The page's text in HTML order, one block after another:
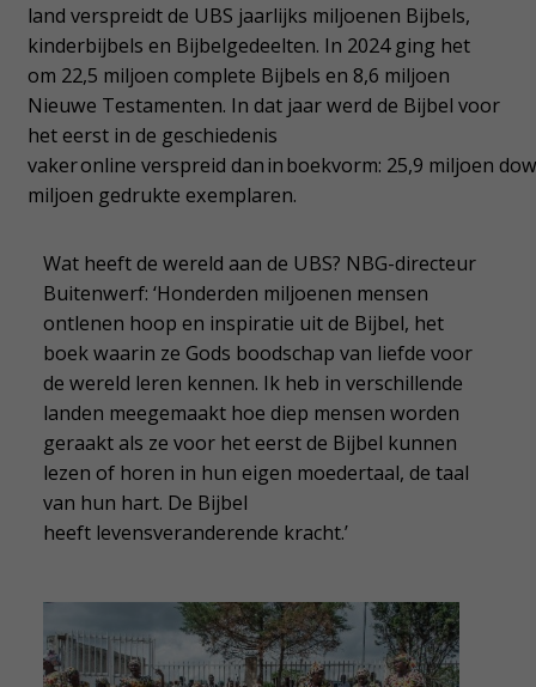
land verspreidt de UBS jaarlijks miljoenen Bijbels,
kinderbijbels en Bijbelgedeelten. In 2024 ging het
om 22,5 miljoen complete Bijbels en 8,6 miljoen
Nieuwe Testamenten. In dat jaar werd de Bijbel voor
het eerst in de geschiedenis
vaker online verspreid dan in boekvorm: 25,9 miljoen
miljoen gedrukte exemplaren.
Wat heeft de wereld aan de UBS? NBG-directeur
Buitenwerf: ‘Honderden miljoenen mensen
ontlenen hoop en inspiratie uit de Bijbel, het
boek waarin ze Gods boodschap van liefde voor
de wereld leren kennen. Ik heb in verschillende
landen meegemaakt hoe diep mensen worden
geraakt als ze voor het eerst de Bijbel kunnen
lezen of horen in hun eigen moedertaal, de taal
van hun hart. De Bijbel
heeft levensveranderende kracht.’